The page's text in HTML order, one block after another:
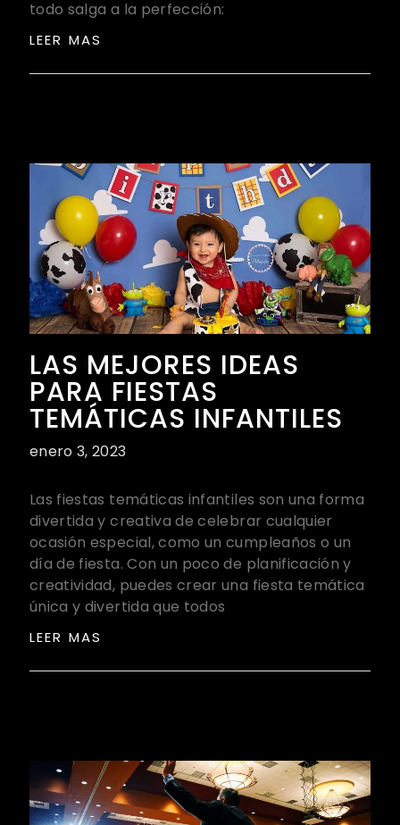
todo salga a la perfección:
LEER MAS
LAS MEJORES IDEAS
PARA FIESTAS
TEMÁTICAS INFANTILES
enero 3, 2023
Las fiestas temáticas infantiles son una forma
divertida y creativa de celebrar cualquier
ocasión especial, como un cumpleaños o un
día de fiesta. Con un poco de planificación y
creatividad, puedes crear una fiesta temática
única y divertida que todos
LEER MAS